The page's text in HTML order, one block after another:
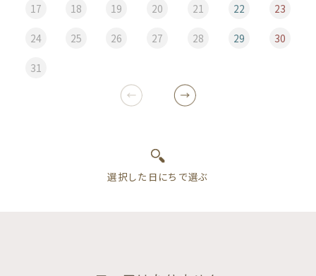
17 18 19 20 21 22 23
24 25 26 27 28 29 30
31